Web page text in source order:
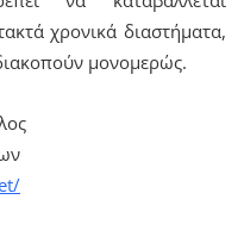
χρονικά διαστήματα,
μονομερώς.